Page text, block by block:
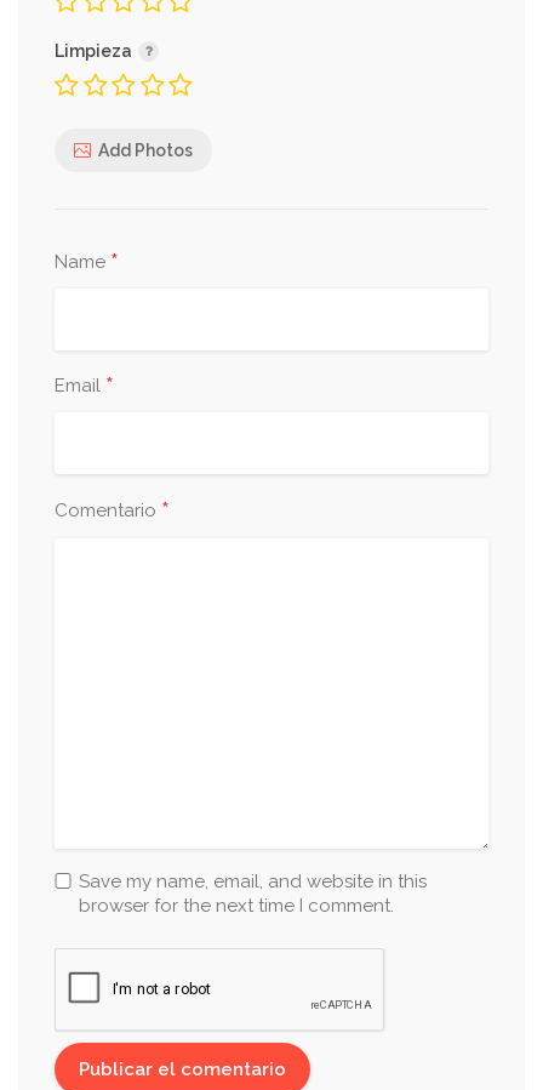
Limpieza
Add Photos
Name *
Email *
Comentario *
Save my name, email, and website in this
browser for the next time I comment.